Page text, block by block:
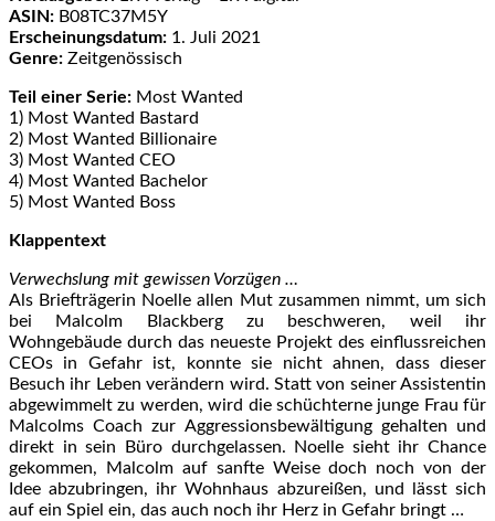
ASIN: B08TC37M5Y
Erscheinungsdatum: 1. Juli 2021
Genre: Zeitgenössisch
Teil einer Serie: Most Wanted
1) Most Wanted Bastard
2) Most Wanted Billionaire
3) Most Wanted CEO
4) Most Wanted Bachelor
5) Most Wanted Boss
Klappentext
Verwechslung mit gewissen Vorzügen …
Als Briefträgerin Noelle allen Mut zusammen nimmt, um sich
bei Malcolm Blackberg zu beschweren, weil ihr
Wohngebäude durch das neueste Projekt des einflussreichen
CEOs in Gefahr ist, konnte sie nicht ahnen, dass dieser
Besuch ihr Leben verändern wird. Statt von seiner Assistentin
abgewimmelt zu werden, wird die schüchterne junge Frau für
Malcolms Coach zur Aggressionsbewältigung gehalten und
direkt in sein Büro durchgelassen. Noelle sieht ihr Chance
gekommen, Malcolm auf sanfte Weise doch noch von der
Idee abzubringen, ihr Wohnhaus abzureißen, und lässt sich
auf ein Spiel ein, das auch noch ihr Herz in Gefahr bringt …